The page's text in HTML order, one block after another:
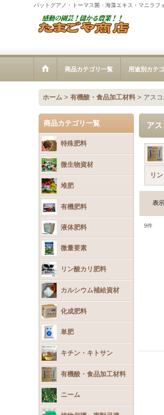
バットグアノ・トーマス菌・海藻エキス・マニラフ
商品カテゴリ一覧 用途別カテ
ホーム > 有機酸・食品加工材料 > アス
商品カテゴリ一覧
特殊肥料
微生物資材
堆肥
有機肥料
液体肥料
微量要素
リン酸カリ肥料
カルシウム補給資材
化成肥料
単肥
キチン・キトサン
有機酸・食品加工材料
ニーム
ア
リ
表
9件